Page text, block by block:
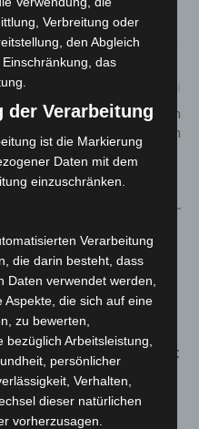
Jugendliche greifen Mann in
Hannover-Nordstadt an
Feuerwehrkräfte
aus
Tigermücken-
Niedersachsen entdeckt
der Begegnung“ in
Verbreitung oder
den Abgleich
das
der Verarbeitung
ist die Markierung
Daten mit dem
einzuschränken.
Verarbeitung
die darin besteht, dass
Daten verwendet werden,
die sich auf eine
zu bewerten,
Arbeitsleistung,
persönlicher
Verhalten,
dieser natürlichen
vorherzusagen.